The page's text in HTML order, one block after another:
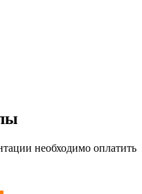
необходимо оплатить